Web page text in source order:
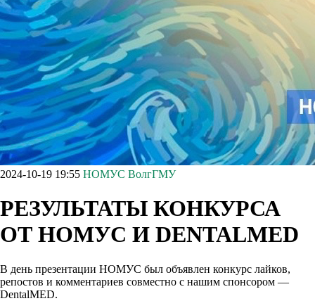
2024-10-19 19:55 НОМУС ВолгГМУ
РЕЗУЛЬТАТЫ КОНКУРСА
ОТ НОМУС И DENTALMED
В день презентации НОМУС был объявлен конкурс лайков,
репостов и комментариев совместно с нашим спонсором —
DentalMED.